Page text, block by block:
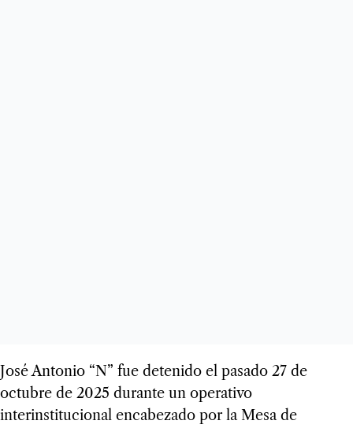
José Antonio “N” fue detenido el pasado 27 de
octubre de 2025 durante un operativo
interinstitucional encabezado por la Mesa de